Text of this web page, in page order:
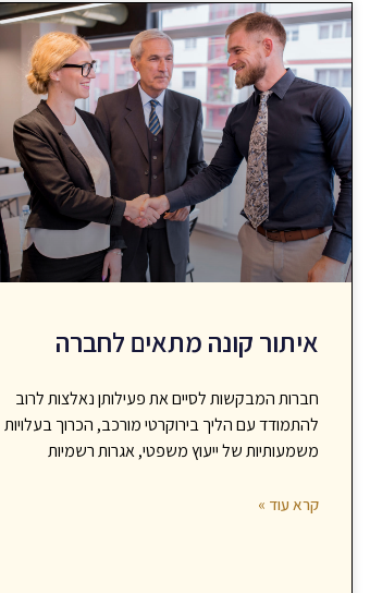
איתור קונה מתאים לחברה
חברות המבקשות לסיים את פעילותן נאלצות לרוב
להתמודד עם הליך בירוקרטי מורכב, הכרוך בעלויות
משמעותיות של ייעוץ משפטי, אגרות רשמיות
קרא עוד »